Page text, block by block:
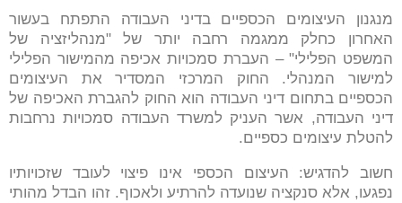
מנגנון העיצומים הכספיים בדיני העבודה התפתח בעשור
האחרון כחלק ממגמה רחבה יותר של "מנהליזציה של
המשפט הפלילי" – העברת סמכויות אכיפה מהמישור הפלילי
למישור המנהלי. החוק המרכזי המסדיר את העיצומים
הכספיים בתחום דיני העבודה הוא החוק להגברת האכיפה של
דיני העבודה, אשר העניק למשרד העבודה סמכויות נרחבות
להטלת עיצומים כספיים.
חשוב להדגיש: העיצום הכספי אינו פיצוי לעובד שזכויותיו
נפגעו, אלא סנקציה שנועדה להרתיע ולאכוף. זהו הבדל מהותי